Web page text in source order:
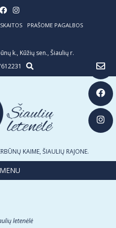
PRAŠOME PAGALBOS
k., Kūžių sen., Šiaulių r.
KAIME, ŠIAULIŲ RAJONE.
MENU
letenėlė